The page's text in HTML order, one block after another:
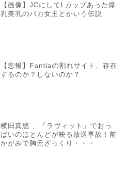
【画像】JCにしてLカップあった爆
乳美乳のバカ女王とかいう伝説
【悲報】Fantiaの割れサイト、存在
するのか？しないのか？
横田真悠 、「ラヴィット」でおっ
ぱいのほとんどが映る放送事故！前
かがみで胸元ざっくり・・・